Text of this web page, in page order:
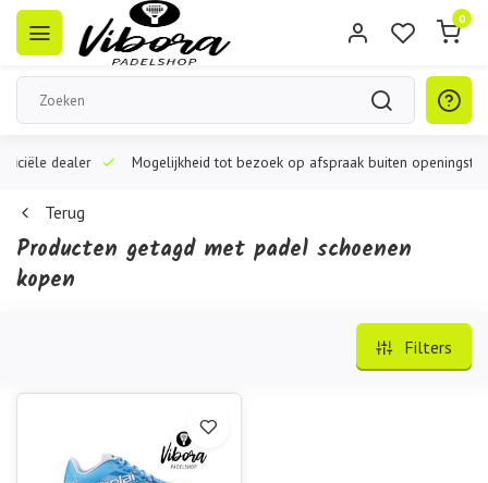
0
dealer Mogelijkheid tot bezoek op afspraak buiten openingstijden
Terug
Producten getagd met padel schoenen
kopen
Filters